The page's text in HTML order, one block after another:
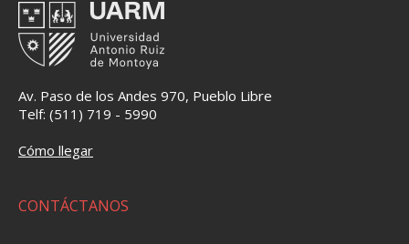
Av. Paso de los Andes 970, Pueblo Libre
Telf: (511) 719 - 5990
Cómo llegar
CONTÁCTANOS